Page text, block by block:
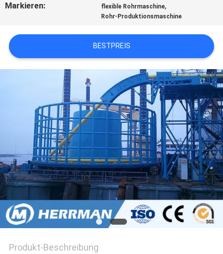
SIE
EIN
SITEMAP
DATENSCHUTZRICHTLINIE
Markieren: flexible Rohrmaschine,
Rohr-Produktionsmaschine
BESTPREIS
Produkt-Beschreibung